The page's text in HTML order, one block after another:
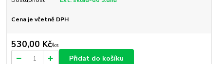
Cena je včetně DPH
530,00 Kč/ks
Přidat do košíku